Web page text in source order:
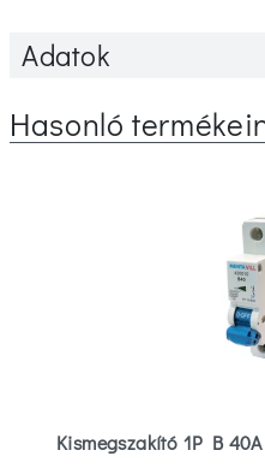
Adatok
Hasonló
Kismegszakító 1P B